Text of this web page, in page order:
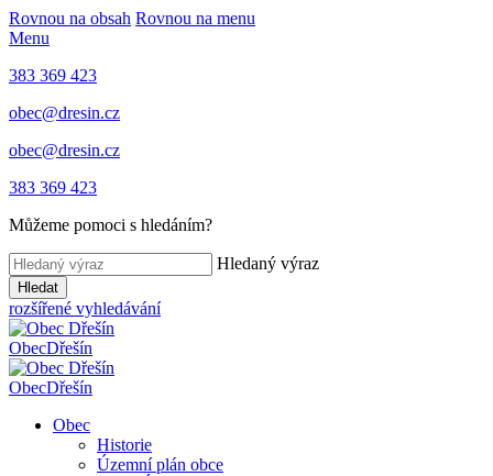
Rovnou na obsah Rovnou na menu
Menu
383 369 423
obec@dresin.cz
obec@dresin.cz
383 369 423
Můžeme pomoci s hledáním?
Hledaný výraz
Hledat
rozšířené vyhledávání
ObecDřešín
ObecDřešín
Obec
Historie
Územní plán obce